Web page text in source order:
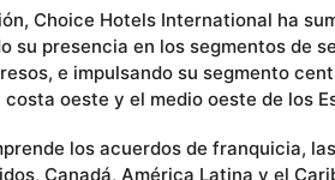
Choice Hotels International ha
su presencia en los segmentos de
e impulsando su segmento
oeste y el medio oeste de los
los acuerdos de franquicia,
Canadá, América Latina y el